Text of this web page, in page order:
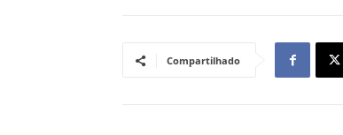
Compartilhado